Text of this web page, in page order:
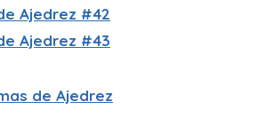
Ajedrez #42
Ajedrez #43
de Ajedrez